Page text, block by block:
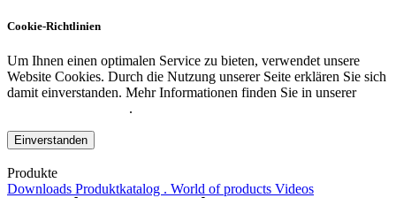
Cookie-Richtlinien
Um Ihnen einen optimalen Service zu bieten, verwendet unsere
Website Cookies. Durch die Nutzung unserer Seite erklären Sie sich
damit einverstanden. Mehr Informationen finden Sie in unserer
.
Einverstanden
Produkte
Downloads Produktkatalog . World of products Videos